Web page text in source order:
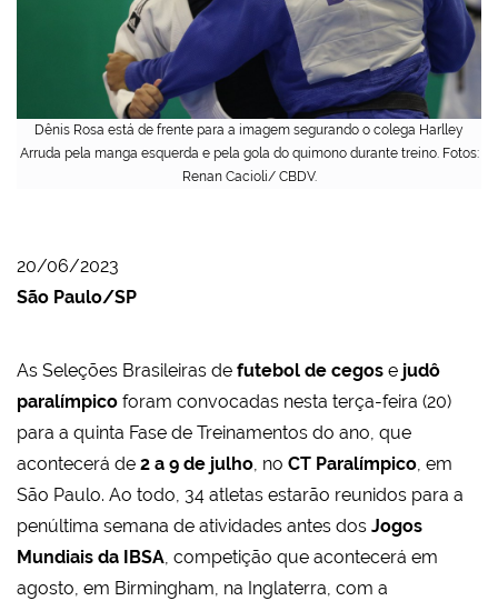
Dênis Rosa está de frente para a imagem segurando o colega Harlley
Arruda pela manga esquerda e pela gola do quimono durante treino. Fotos:
Renan Cacioli/ CBDV.
20/06/2023
São Paulo/SP
As Seleções Brasileiras de futebol de cegos e judô
paralímpico foram convocadas nesta terça-feira (20)
para a quinta Fase de Treinamentos do ano, que
acontecerá de 2 a 9 de julho, no CT Paralímpico, em
São Paulo. Ao todo, 34 atletas estarão reunidos para a
penúltima semana de atividades antes dos Jogos
Mundiais da IBSA, competição que acontecerá em
agosto, em Birmingham, na Inglaterra, com a